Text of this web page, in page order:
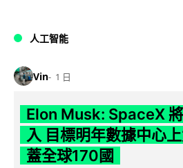
人工智能
Vin 1 日
Elon Musk: SpaceX
入 目標明年數據中心
蓋全球170國